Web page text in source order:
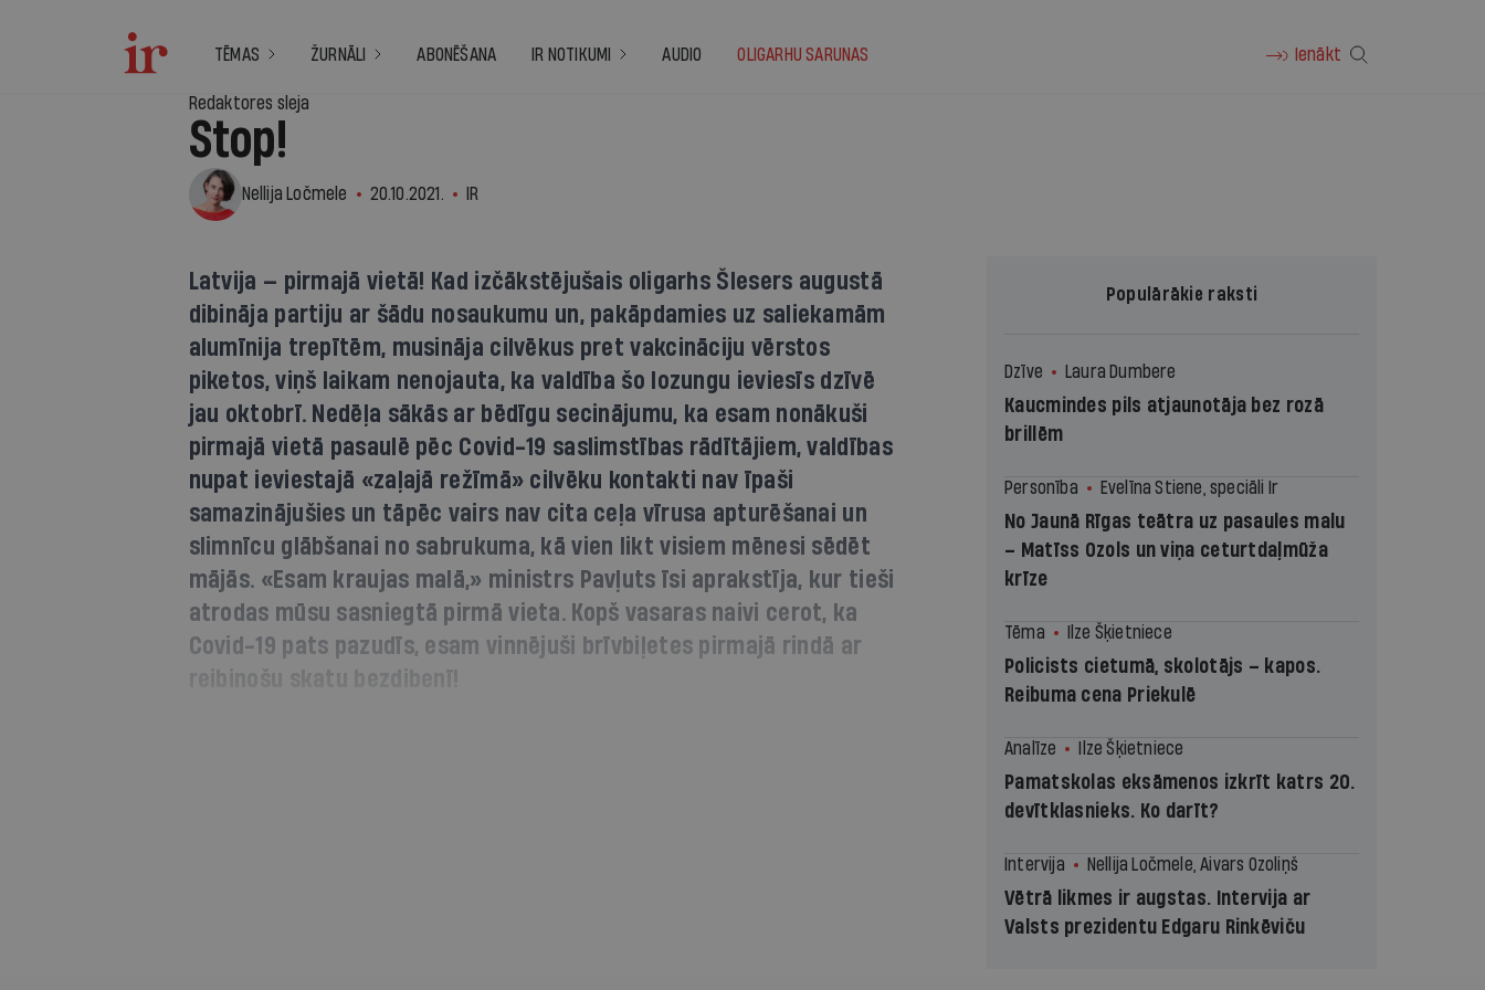
TĒMAS ŽURNĀLI ABONĒŠANA IR NOTIKUMI AUDIO OLIGARHU SARUNAS Ienākt
Redaktores sleja
Stop!
Nellija Ločmele 20.10.2021. IR
Latvija — pirmajā vietā! Kad izčākstējušais oligarhs Šlesers augustā
dibināja partiju ar šādu nosaukumu un, pakāpdamies uz saliekamām
alumīnija trepītēm, musināja cilvēkus pret vakcināciju vērstos
piketos, viņš laikam nenojauta, ka valdība šo lozungu ieviesīs dzīvē
jau oktobrī. Nedēļa sākās ar bēdīgu secinājumu, ka esam nonākuši
pirmajā vietā pasaulē pēc Covid-19 saslimstības rādītājiem, valdības
nupat ieviestajā «zaļajā režīmā» cilvēku kontakti nav īpaši
samazinājušies un tāpēc vairs nav cita ceļa vīrusa apturēšanai un
slimnīcu glābšanai no sabrukuma, kā vien likt visiem mēnesi sēdēt
mājās. «Esam kraujas malā,» ministrs Pavļuts īsi aprakstīja, kur tieši
atrodas mūsu sasniegtā pirmā vieta. Kopš vasaras naivi cerot, ka
Covid-19 pats pazudīs, esam vinnējuši brīvbiļetes pirmajā rindā ar
Populārākie raksti
Dzīve Laura Dumbere
Kaucmindes pils atjaunotāja bez rozā
brillēm
Personība Evelīna Stiene, speciāli Ir
No Jaunā Rīgas teātra uz pasaules malu
– Matīss Ozols un viņa ceturtdaļmūža
krīze
Tēma Ilze Šķietniece
Policists cietumā, skolotājs – kapos.
Reibuma cena Priekulē
Analīze Ilze Šķietniece
Pamatskolas eksāmenos izkrīt katrs 20.
devītklasnieks. Ko darīt?
Intervija Nellija Ločmele, Aivars Ozoliņš
Vētrā likmes ir augstas. Intervija ar
Valsts prezidentu Edgaru Rinkēviču